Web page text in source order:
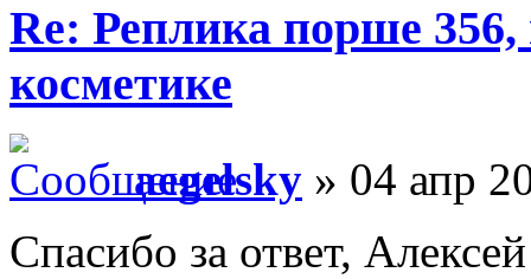
Re: Реплика порше 356,
косметике
aegelsky » 04 апр
Спасибо за ответ,